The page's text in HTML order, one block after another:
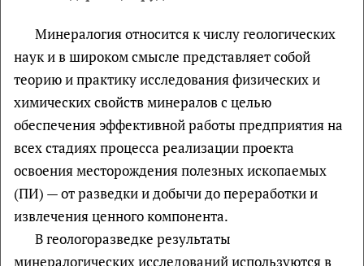
Минералогия относится к числу геологических
наук и в широком смысле представляет собой
теорию и практику исследования физических и
химических свойств минералов с целью
обеспечения эффективной работы предприятия на
всех стадиях процесса реализации проекта
освоения месторождения полезных ископаемых
(ПИ) — от разведки и добычи до переработки и
извлечения ценного компонента.
В геологоразведке результаты
минералогических исследований используются в